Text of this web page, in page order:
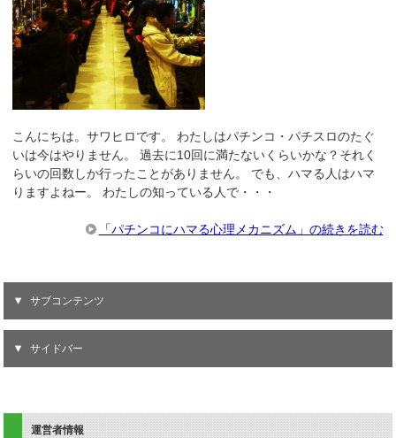
こんにちは。サワヒロです。 わたしはパチンコ・パチスロのたぐ
いは今はやりません。 過去に10回に満たないくらいかな？それく
らいの回数しか行ったことがありません。 でも、ハマる人はハマ
りますよねー。 わたしの知っている人で・・・
「パチンコにハマる心理メカニズム」の続きを読む
サブコンテンツ
サイドバー
運営者情報